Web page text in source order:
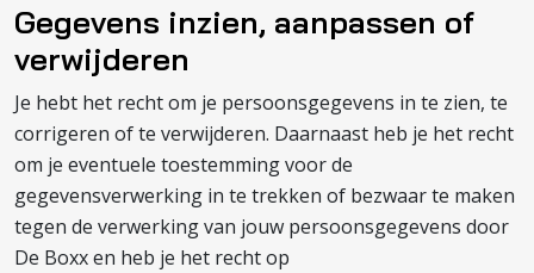
Gegevens inzien, aanpassen of
verwijderen
Je hebt het recht om je persoonsgegevens in te zien, te
corrigeren of te verwijderen. Daarnaast heb je het recht
om je eventuele toestemming voor de
gegevensverwerking in te trekken of bezwaar te maken
tegen de verwerking van jouw persoonsgegevens door
De Boxx en heb je het recht op